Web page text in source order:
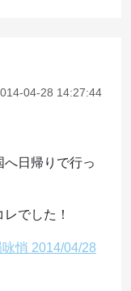
04-28 14:27:44
へ日帰りで行っ
でした！